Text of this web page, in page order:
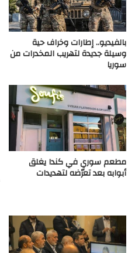
بالفيديو.. إطارات وخراف حية
وسيلة جديدة لتهريب المخدرات من
سوريا
مطعم سوري في كندا يغلق
أبوابه بعد تعرّضه لتهديدات